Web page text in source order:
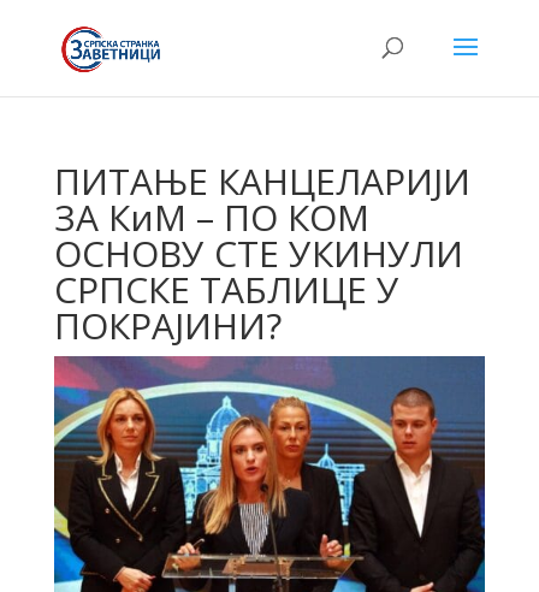
ПИТАЊЕ КАНЦЕЛАРИЈИ
ЗА КиМ – ПО КОМ
ОСНОВУ СТЕ УКИНУЛИ
СРПСКЕ ТАБЛИЦЕ У
ПОКРАЈИНИ?